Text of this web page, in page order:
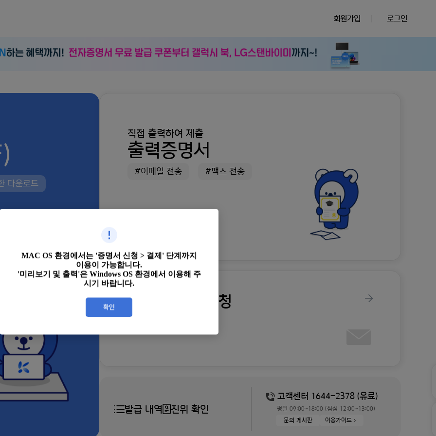
회원가입 로그인
다운로드
직접 출력하여 제출
출력증명서
#이메일 전송 #팩스 전송
증명서 우편 신청
원하는 장소로 우편배송
발급 내역 진위 확인
고객센터 1644-2378 (유료)
평일 09:00~18:00 (점심 12:00~13:00)
문의 게시판 이용가이드
MAC OS 환경에서는 '증명서 신청 > 결제' 단계까지
이용이 가능합니다.
'미리보기 및 출력'은 Windows OS 환경에서 이용해 주
시기 바랍니다.